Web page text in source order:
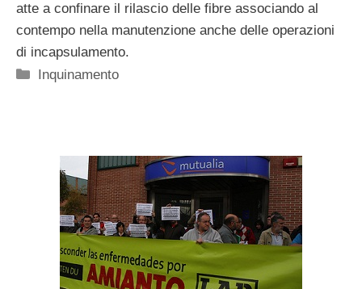
atte a confinare il rilascio delle fibre associando al
contempo nella manutenzione anche delle operazioni
di incapsulamento.
Categorie
Inquinamento